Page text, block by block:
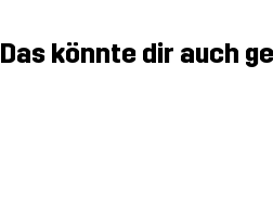
Das könnte dir auch